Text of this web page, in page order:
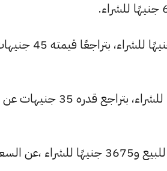
وانخفض سعر عيار 18 ليصل إلى 5555 جنيهًا للبيع و5510 جنيهًا للشراء،
وتراجع سعر عيار 14 ليسجل 4320 جنيهًا للبيع و4285 جنيهًا للشراء، بتراجع قدره 35 جنيهات عن
وشهد سعر عيار 12 تراجعًا بقيمة 30 جنيهًا ليبلغ 3705 جنيهًا للبيع و3675 جنيهًا للشراء ،عن